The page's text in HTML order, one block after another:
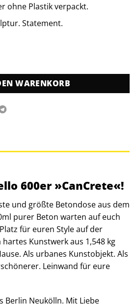
ohne Plastik verpackt.
Statement.
WARENKORB
600er »CanCrete«!
und größte Betondose aus dem
purer Beton warten auf euch
für euren Style auf der
Kunstwerk aus 1,548 kg
Als urbanes Kunstobjekt. Als
Leinwand für eure
Berlin Neukölln. Mit Liebe